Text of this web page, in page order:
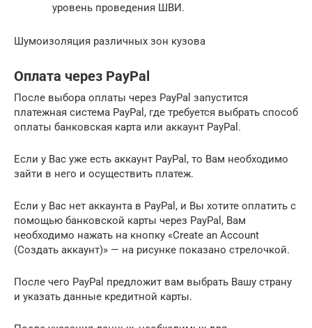
уровень проведения ШВИ.
Шумоизоляция различных зон кузова
Оплата через PayPal
После выбора оплаты через PayPal запустится
платежная система PayPal, где требуется выбрать способ
оплаты банковская карта или аккаунт PayPal.
Если у Вас уже есть аккаунт PayPal, то Вам необходимо
зайти в него и осуществить платеж.
Если у Вас нет аккаунта в PayPal, и Вы хотите оплатить с
помощью банковской карты через PayPal, Вам
необходимо нажать на кнопку «Create an Account
(Создать аккаунт)» — на рисунке показано стрелочкой.
После чего PayPal предложит вам выбрать Вашу страну
и указать данные кредитной карты.